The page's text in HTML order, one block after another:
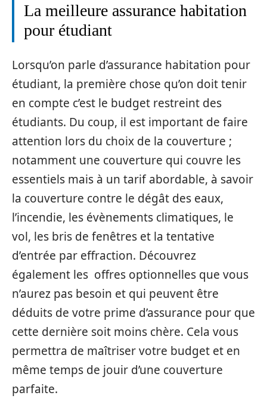
La meilleure assurance habitation
pour étudiant
Lorsqu’on parle d’assurance habitation pour
étudiant, la première chose qu’on doit tenir
en compte c’est le budget restreint des
étudiants. Du coup, il est important de faire
attention lors du choix de la couverture ;
notamment une couverture qui couvre les
essentiels mais à un tarif abordable, à savoir
la couverture contre le dégât des eaux,
l’incendie, les évènements climatiques, le
vol, les bris de fenêtres et la tentative
d’entrée par effraction. Découvrez
également les offres optionnelles que vous
n’aurez pas besoin et qui peuvent être
déduits de votre prime d’assurance pour que
cette dernière soit moins chère. Cela vous
permettra de maîtriser votre budget et en
même temps de jouir d’une couverture
parfaite.